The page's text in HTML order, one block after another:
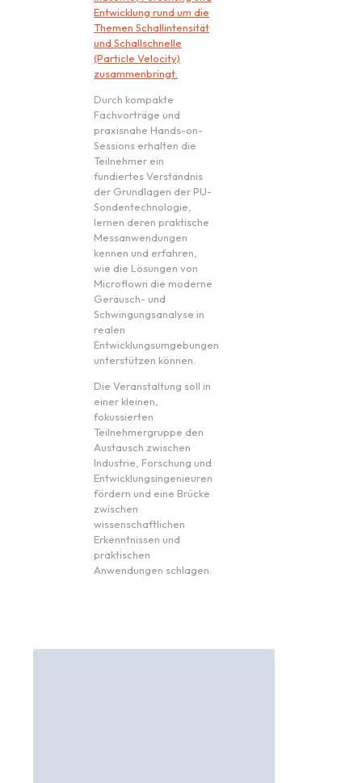
Entwicklung rund um die
Themen Schallintensität
und Schallschnelle
(Particle Velocity)
zusammenbringt.
Durch kompakte
Fachvorträge und
praxisnahe Hands-on-
Sessions erhalten die
Teilnehmer ein
fundiertes Verständnis
der Grundlagen der PU-
Sondentechnologie,
lernen deren praktische
Messanwendungen
kennen und erfahren,
wie die Lösungen von
Microflown die moderne
Geräusch- und
Schwingungsanalyse in
realen
Entwicklungsumgebungen
unterstützen können.
Die Veranstaltung soll in
einer kleinen,
fokussierten
Teilnehmergruppe den
Austausch zwischen
Industrie, Forschung und
Entwicklungsingenieuren
fördern und eine Brücke
zwischen
wissenschaftlichen
Erkenntnissen und
praktischen
Anwendungen schlagen.